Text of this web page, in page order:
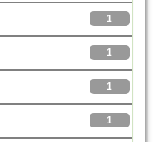
1
1
1
1